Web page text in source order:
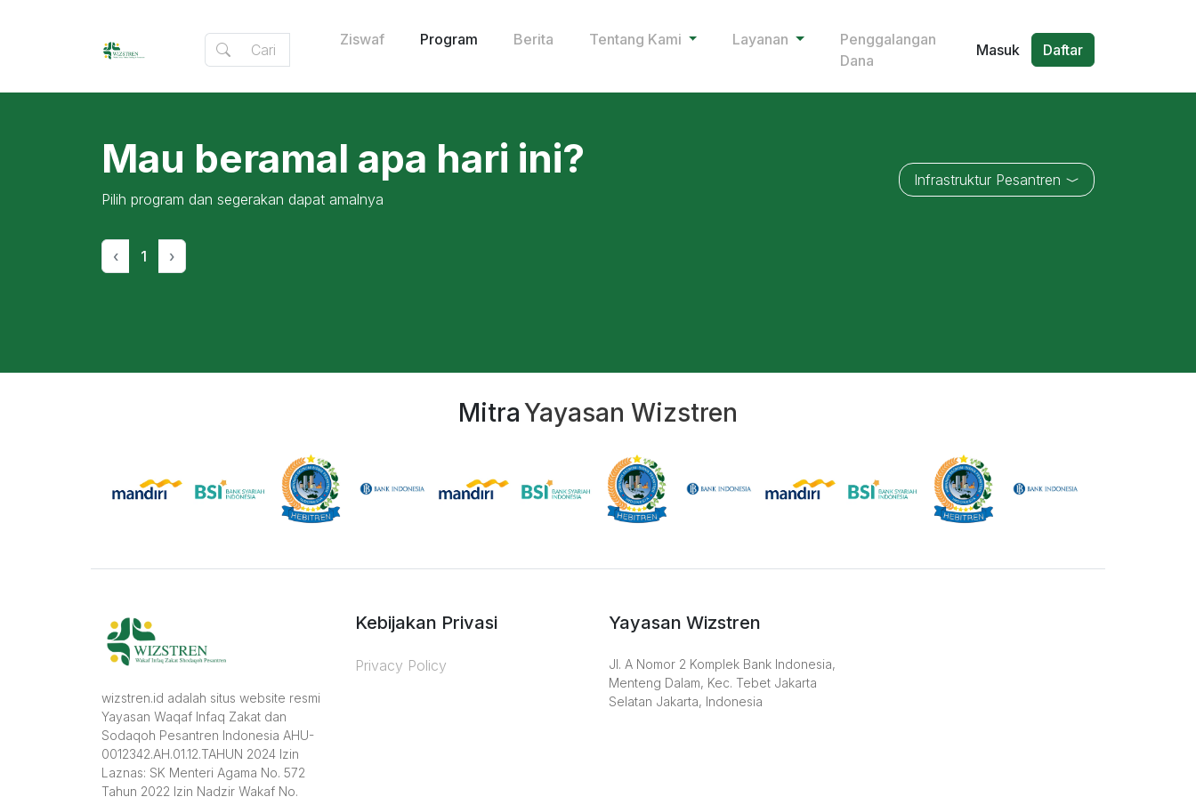
Ziswaf Program Berita Tentang Kami Layanan
Penggalangan
Dana
Masuk Daftar
Mau beramal apa hari ini?
Pilih program dan segerakan dapat amalnya
Infrastruktur Pesantren
‹ 1 ›
MitraYayasan Wizstren
wizstren.id adalah situs website resmi
Yayasan Waqaf Infaq Zakat dan
Sodaqoh Pesantren Indonesia AHU-
0012342.AH.01.12.TAHUN 2024 Izin
Laznas: SK Menteri Agama No. 572
Tahun 2022 Izin Nadzir Wakaf No.
Kebijakan Privasi
Privacy Policy
Yayasan Wizstren
Jl. A Nomor 2 Komplek Bank Indonesia,
Menteng Dalam, Kec. Tebet Jakarta
Selatan Jakarta, Indonesia